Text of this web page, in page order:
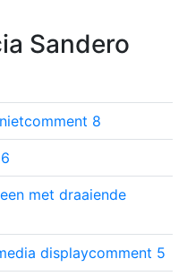
Sandero
comment 8
6
met draaiende
displaycomment 5